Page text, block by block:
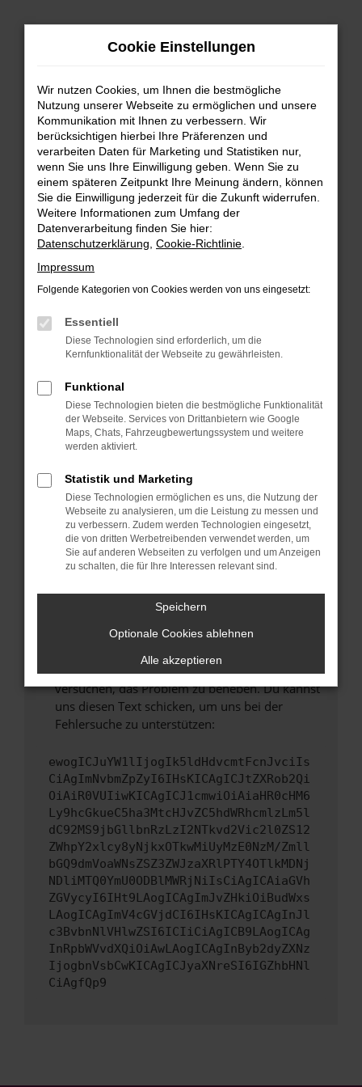
Zum
FEHLER: NETWORK ERROR
Beim Laden ist ein Fehler aufgetreten.
Hier sind ein paar Tipps, die dir helfen können:
Überprüfe deine Firewall und deine
Internetverbindung.
Laden andere Webseiten, zum Beispiel deine
Manche Erweiterungen, wie Werbeblocker,
verhindern. Funktioniert die Seite in einem
anderen Browser oder in einem privaten
Fenster?
Starte dein Gerät neu.
Probleme zu beheben.
Stelle sicher, dass dein Browser und dein
Betriebssystem auf dem neuesten Stand
sind.
Veraltete Software birgt nicht nur ein
Sicherheitsrisiko, sondern kann auch dazu
führen, dass bestimmte Funktionen nicht mehr
unterstützt werden.
Wende dich an den Webseitenbetreiber.
Wenn du alle oben genannten Schritte versucht
hast, kontaktiere uns bitte. Wir werden
versuchen, das Problem zu beheben. Du kannst
uns diesen Text schicken, um uns bei der
Fehlersuche zu unterstützen:
ewogICJuYW1lIjogIk5ldHdvcmtFcnJvciIs
CiAgImNvbmZpZyI6IHsKICAgICJtZXRob2Qi
OiAiR0VUIiwKICAgICJ1cmwiOiAiaHR0cHM6
Ly9hcGkueC5ha3MtcHJvZC5hdWRhcmlzLm5l
dC92MS9jbGllbnRzLzI2NTkvd2Vic2l0ZS12
ZWhpY2xlcy8yNjkxOTkwMiUyMzE0NzM/Zmll
bGQ9dmVoaWNsZSZ3ZWJzaXRlPTY4OTlkMDNj
NDliMTQ0YmU0ODBlMWRjNiIsCiAgICAiaGVh
ZGVycyI6IHt9LAogICAgImJvZHkiOiBudWxs
LAogICAgImV4cGVjdCI6IHsKICAgICAgInJl
c3BvbnNlVHlwZSI6ICIiCiAgICB9LAogICAg
InRpbWVvdXQiOiAwLAogICAgInByb2dyZXNz
IjogbnVsbCwKICAgICJyaXNreSI6IGZhbHNl
CiAgfQp9
Cookie Einstellungen
Wir nutzen Cookies, um Ihnen die bestmögliche
Nutzung unserer Webseite zu ermöglichen und unsere
Kommunikation mit Ihnen zu verbessern. Wir
berücksichtigen hierbei Ihre Präferenzen und
verarbeiten Daten für Marketing und Statistiken nur,
wenn Sie uns Ihre Einwilligung geben. Wenn Sie zu
einem späteren Zeitpunkt Ihre Meinung ändern, können
Sie die Einwilligung jederzeit für die Zukunft widerrufen.
Weitere Informationen zum Umfang der
Datenverarbeitung finden Sie hier:
Datenschutzerklärung Cookie-Richtlinie
Impressum
Folgende Kategorien von Cookies werden von uns eingesetzt:
Essentiell
Diese Technologien sind erforderlich, um die
Kernfunktionalität der Webseite zu gewährleisten.
Funktional
Diese Technologien bieten die bestmögliche Funktionalität
der Webseite. Services von Drittanbietern wie Google
Maps, Chats, Fahrzeugbewertungssystem und weitere
werden aktiviert.
Statistik und Marketing
Diese Technologien ermöglichen es uns, die Nutzung der
Webseite zu analysieren, um die Leistung zu messen und
zu verbessern. Zudem werden Technologien eingesetzt,
die von dritten Werbetreibenden verwendet werden, um
Sie auf anderen Webseiten zu verfolgen und um Anzeigen
zu schalten, die für Ihre Interessen relevant sind.
Speichern
Optionale Cookies ablehnen
Alle akzeptieren